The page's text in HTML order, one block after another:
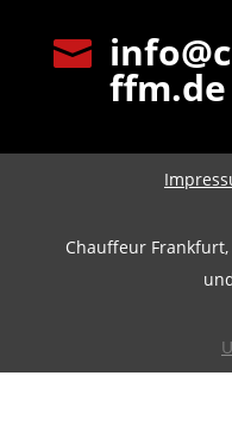

ffm.de
Chauffeur